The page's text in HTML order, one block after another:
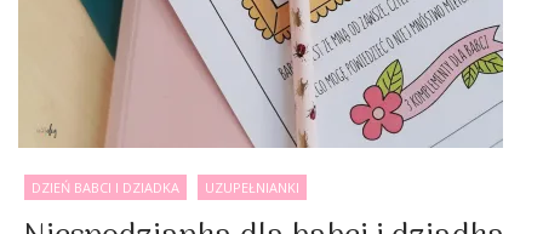
DZIEŃ BABCI I DZIADKA UZUPEŁNIANKI